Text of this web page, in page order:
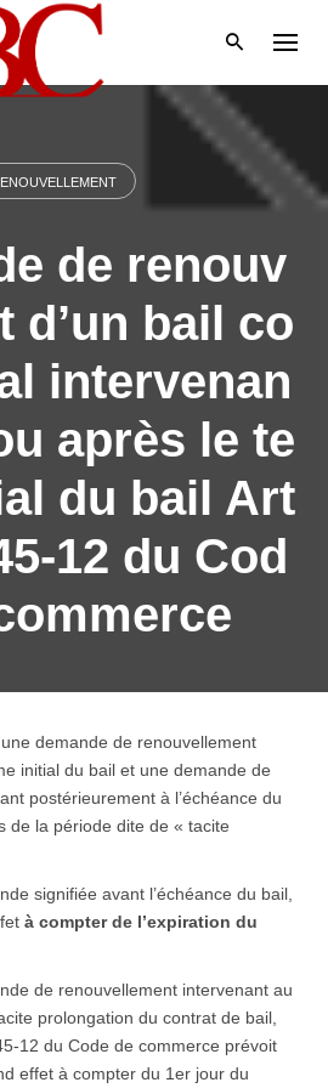
de renouv
d’un bail co
intervenan
après le te
du bail Art
12 du Cod
demande de renouvellement
initial du bail et une demande de
postérieurement à l’échéance du
de la période dite de « tacite
signifiée avant l’échéance du bail,
à compter de l’expiration du
de renouvellement intervenant au
prolongation du contrat de bail,
12 du Code de commerce prévoit
effet à compter du 1er jour du